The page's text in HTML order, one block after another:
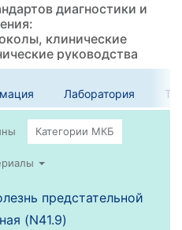
диагностики и
клинические
руководства
Лаборатория
предстательной
(N41.9)